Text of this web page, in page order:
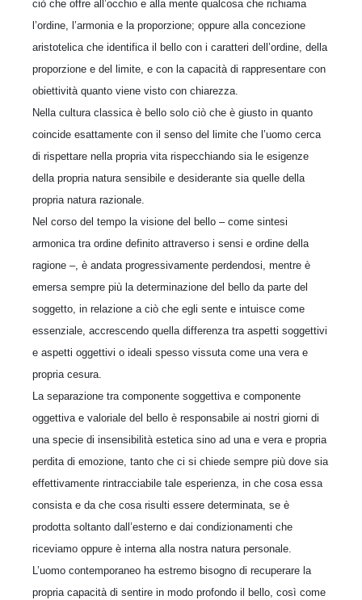
ciò che offre all’occhio e alla mente qualcosa che richiama
l’ordine, l’armonia e la proporzione; oppure alla concezione
aristotelica che identifica il bello con i caratteri dell’ordine, della
proporzione e del limite, e con la capacità di rappresentare con
obiettività quanto viene visto con chiarezza.
Nella cultura classica è bello solo ciò che è giusto in quanto
coincide esattamente con il senso del limite che l’uomo cerca
di rispettare nella propria vita rispecchiando sia le esigenze
della propria natura sensibile e desiderante sia quelle della
propria natura razionale.
Nel corso del tempo la visione del bello – come sintesi
armonica tra or­dine definito attraverso i sensi e ordine della
ragione –, è andata progressivamente perdendosi, mentre è
emersa sempre più la determinazione del bello da parte del
soggetto, in relazione a ciò che egli sente e intuisce come
essenziale, accrescendo quella differenza tra aspetti soggettivi
e aspetti oggettivi o ideali spesso vissuta come una vera e
propria cesura.
La separazione tra componente soggettiva e componente
oggettiva e valoriale del bello è responsabile ai nostri giorni di
una specie di insensibilità estetica sino ad una e vera e propria
perdita di emozione, tanto che ci si chiede sempre più dove sia
effettivamente rintracciabile tale esperienza, in che cosa essa
consista e da che cosa risulti essere determinata, se è
prodotta soltanto dall’esterno e dai condizionamenti che
riceviamo oppure è interna alla nostra natura personale.
L’uomo contemporaneo ha estremo bisogno di recuperare la
propria capacità di sentire in modo profondo il bello, così come